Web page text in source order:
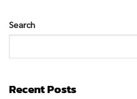
Search
Recent Posts